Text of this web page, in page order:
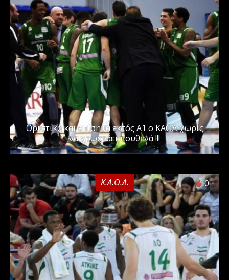
Οριστικά και επίσημα εκτός Α1 ο ΚΑΟΔ χωρίς
να χρωστάει πουθενά !!!
Κ.Α.Ο.Δ. 0